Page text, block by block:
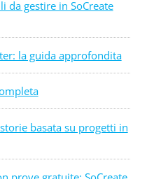
da gestire in SoCreate
la guida approfondita
basata su progetti in